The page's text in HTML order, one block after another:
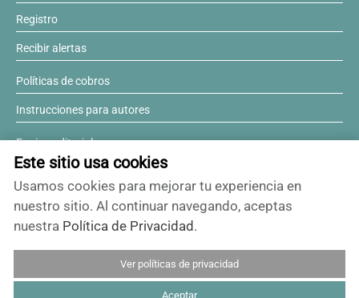
Este sitio usa cookies
Usamos cookies para mejorar tu experiencia en
nuestro sitio. Al continuar navegando, aceptas
nuestra Política de Privacidad.
Ver políticas de privacidad
Aceptar
Registro
Recibir alertas
Políticas de cobros
Instrucciones para autores
Equipo editorial
Comité editorial
¿Desea ser revisor?
Contactos y soporte
ISSN 0717-6384